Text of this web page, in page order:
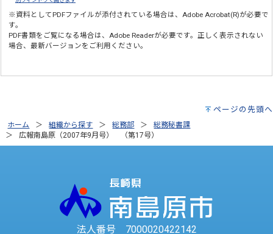
※資料としてPDFファイルが添付されている場合は、Adobe Acrobat(R)が必要で
す。
PDF書類をご覧になる場合は、Adobe Readerが必要です。正しく表示されない
場合、最新バージョンをご利用ください。
ページの先頭へ
ホーム 組織から探す 総務部
総務秘書課
広報南島原（2007年9月号） （第17号）
法人番号 7000020422142